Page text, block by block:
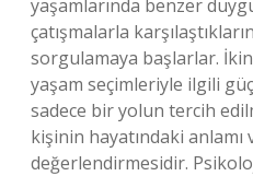
yaşamlarında benzer
çatışmalarla
sorgulamaya başlarlar.
yaşam seçimleriyle ilgili
sadece bir yolun tercih
kişinin hayatındaki
değerlendirmesidir.